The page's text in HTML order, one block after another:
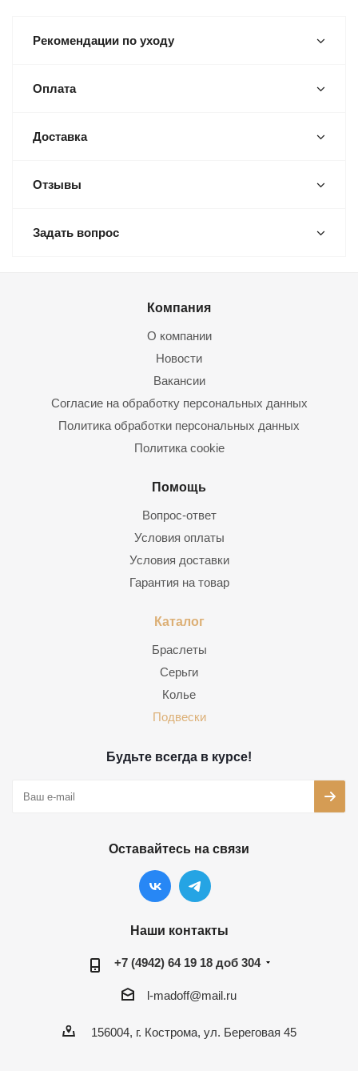
Рекомендации по уходу
Оплата
Доставка
Отзывы
Задать вопрос
Компания
О компании
Новости
Вакансии
Согласие на обработку персональных данных
Политика обработки персональных данных
Политика cookie
Помощь
Вопрос-ответ
Условия оплаты
Условия доставки
Гарантия на товар
Каталог
Браслеты
Серьги
Колье
Подвески
Будьте всегда в курсе!
Оставайтесь на связи
Наши контакты
+7 (4942) 64 19 18 доб 304
l-madoff@mail.ru
156004, г. Кострома, ул. Береговая 45